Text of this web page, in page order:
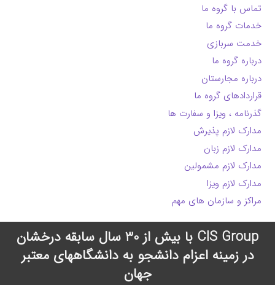
تماس با گروه ما
خدمات گروه ما
خدمت سربازی
درباره گروه ما
درباره مجارستان
قراردادهای گروه ما
گذرنامه ، ویزا و سفارت ها
مدارک لازم پذیرش
مدارک لازم زبان
مدارک لازم مشمولین
مدارک لازم ویزا
مراکز و سازمان های مهم
CIS Group با بیش از 30 سال سابقه درخشان
در زمینه اعزام دانشجو به دانشگاههای معتبر
جهان